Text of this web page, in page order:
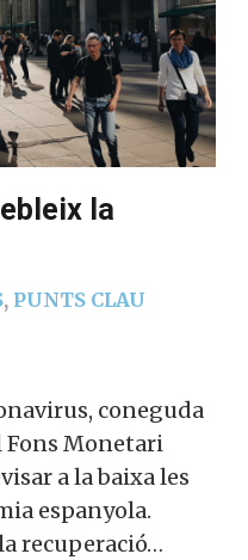
la
, PUNTS CLAU
coneguda
Fons Monetari
a la baixa les
espanyola.
recuperació…